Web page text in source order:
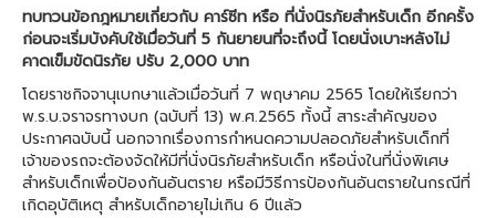
ทบทวนข้อกฎหมายเกี่ยวกับ คาร์ซีท หรือ ที่นั่งนิรภัยสำหรับเด็ก อีกครั้ง
ก่อนจะเริ่มบังคับใช้เมื่อวันที่ 5 กันยายนที่จะถึงนี้ โดยนั่งเบาะหลังไม่
คาดเข็มขัดนิรภัย ปรับ 2,000 บาท
โดยราชกิจจานุเบกษาแล้วเมื่อวันที่ 7 พฤษาคม 2565 โดยให้เรียกว่า
พ.ร.บ.จราจรทางบก (ฉบับที่ 13) พ.ศ.2565 ทั้งนี้ สาระสำคัญของ
ประกาศฉบับนี้ นอกจากเรื่องการกำหนดความปลอดภัยสำหรับเด็กที่
เจ้าของรถจะต้องจัดให้มีที่นั่งนิรภัยสำหรับเด็ก หรือนั่งในที่นั่งพิเศษ
สำหรับเด็กเพื่อป้องกันอันตราย หรือมีวิธีการป้องกันอันตรายในกรณีที่
เกิดอุบัติเหตุ สำหรับเด็กอายุไม่เกิน 6 ปีแล้ว